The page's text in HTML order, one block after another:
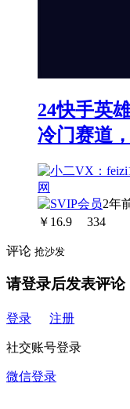
24快手英
冷门赛道
2年
￥ 16.9 334
评论 抢沙发
请登录后发表评论
登录 注册
社交账号登录
微信登录